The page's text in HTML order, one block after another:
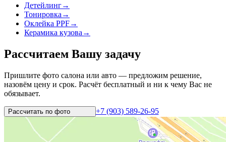
Детейлинг→
Тонировка →
Оклейка PPF→
Керамика кузова →
Рассчитаем Вашу задачу
Пришлите фото салона или авто — предложим решение,
назовём цену и срок. Расчёт бесплатный и ни к чему Вас не
обязывает.
Рассчитать по фото +7 (903) 589-26-95